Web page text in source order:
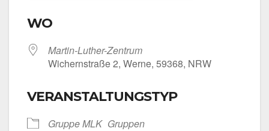
WO
Martin-Luther-Zentrum
Wichern­stra­ße 2, Wer­ne, 59368, NRW
VERANSTALTUNGSTYP
Grup­pe MLK Grup­pen